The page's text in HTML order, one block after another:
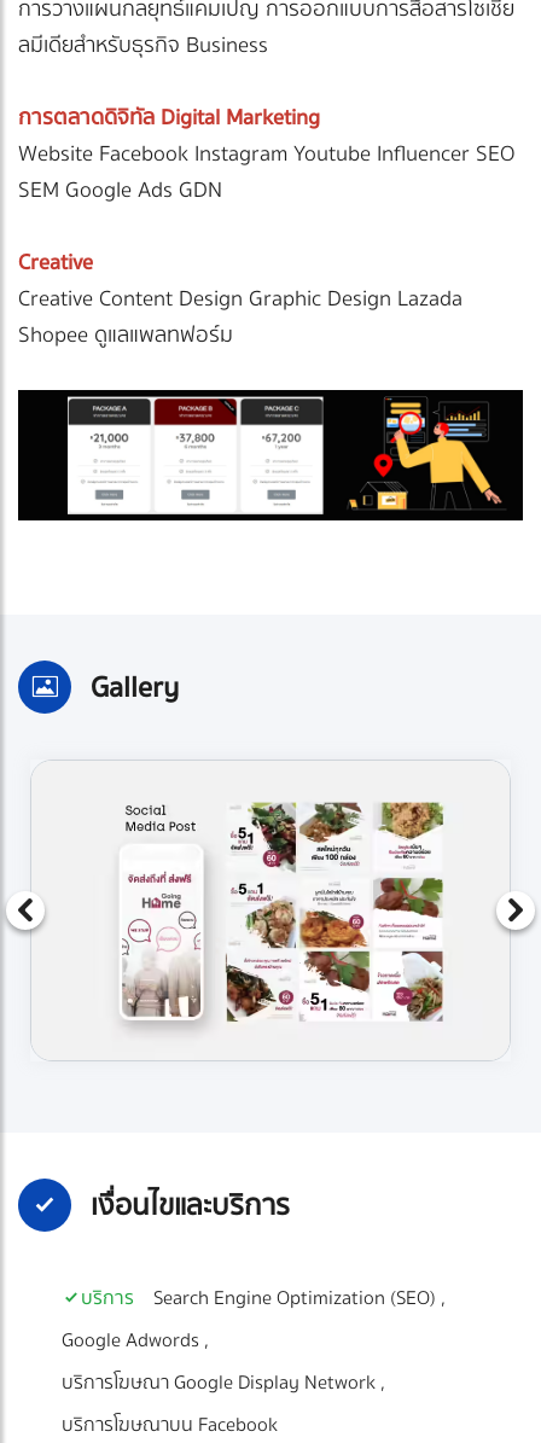
การวางแผนกลยุทธ์แคมเปญ การออกแบบการสื่อสารโซเชีย
ลมีเดียสำหรับธุรกิจ Business
การตลาดดิจิทัล Digital Marketing
Website Facebook Instagram Youtube Influencer SEO
SEM Google Ads GDN
Creative
Creative Content Design Graphic Design Lazada
Shopee ดูแลแพลทฟอร์ม
Gallery
เงื่อนไขและบริการ
บริการ
Search Engine Optimization (SEO)
Google Adwords
บริการโฆษณา Google Display Network
บริการโฆษณาบน Facebook